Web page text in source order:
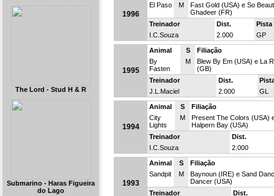
The Lord - Stud H & R
Submarino - Haras Figueira
do Lago
1996
El Paso
M
Fast Gold (USA) e So
Ghadeer (FR)
Treinador
Dist.
Pista
I.C.Souza
2.000 GP
1995
Animal S
Filiação
By
Fasten
M
Blew By Em (USA) e La
(GB)
Treinador
Dist.
J.L.Maciel
2.000 GL
1994
Animal S
Filiação
City
Lights
M
Present The Colors (USA)
Halpern Bay (USA)
Treinador
Dist.
I.C.Souza
2.000
1993
Animal S
Filiação
Sandpit
M
Baynoun (IRE) e Sand
Dancer (USA)
Treinador
Dist.